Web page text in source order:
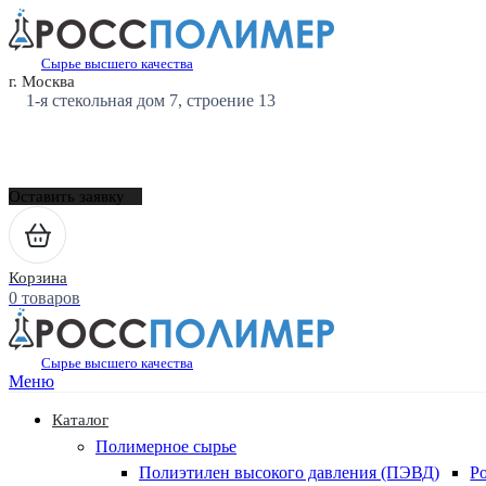
Сырье высшего качества
г. Москва
1-я стекольная дом 7, строение 13
Оставить заявку
Корзина
0 товаров
Сырье высшего качества
Меню
Каталог
Полимерное сырье
Полиэтилен высокого давления (ПЭВД)